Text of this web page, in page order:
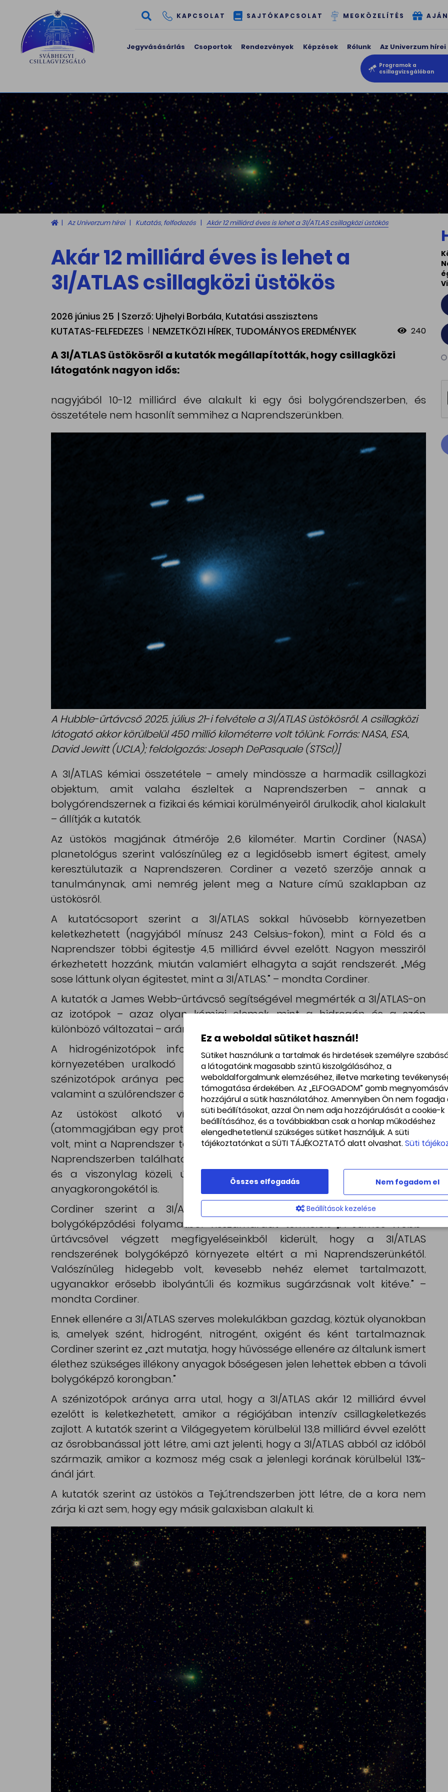
KAPCSOLAT SAJTÓKAPCSOLAT MEGKÖZELÍTÉS
Jegyvásásárlás Csoportok Rendezvények Képzések Rólunk Az Univerzum hírei
Programok a
csillagvizsgálóban
Az Univerzum hírei Kutatás, felfedezés Akár 12 milliárd éves is lehet a 3I/ATLAS csillagközi üstökös
Akár 12 milliárd éves is lehet a
3I/ATLAS csillagközi üstökös
2026 június 25 | Szerző: Ujhelyi Borbála, Kutatási asszisztens
KUTATAS-FELFEDEZES
NEMZETKÖZI HÍREK, TUDOMÁNYOS EREDMÉNYEK 240
A 3I/ATLAS üstökösről a kutatók megállapították, hogy csillagközi
látogatónk nagyon idős:
nagyjából 10-12 milliárd éve alakult ki egy ősi bolygórendszerben, és
összetétele nem hasonlít semmihez a Naprendszerünkben.
A Hubble-űrtávcső 2025. július 21-i felvétele a 3I/ATLAS üstökösről. A csillagközi
látogató akkor körülbelül 450 millió kilométerre volt tőlünk. Forrás: NASA, ESA,
David Jewitt (UCLA); feldolgozás: Joseph DePasquale (STScI)]
A 3I/ATLAS kémiai összetétele – amely mindössze a harmadik csillagközi
objektum, amit valaha észleltek a Naprendszerben – annak a
bolygórendszernek a fizikai és kémiai körülményeiről árulkodik, ahol kialakult
– állítják a kutatók.
Az üstökös magjának átmérője 2,6 kilométer. Martin Cordiner (NASA)
planetológus szerint valószínűleg ez a legidősebb ismert égitest, amely
keresztülutazik a Naprendszeren. Cordiner a vezető szerzője annak a
tanulmánynak, ami nemrég jelent meg a Nature című szaklapban az
üstökösről.
A kutatócsoport szerint a 3I/ATLAS sokkal hűvösebb környezetben
keletkezhetett (nagyjából mínusz 243 Celsius-fokon), mint a Föld és a
Naprendszer többi égitestje 4,5 milliárd évvel ezelőtt. Nagyon messziről
érkezhetett hozzánk, miután valamiért elhagyta a saját rendszerét. „Még
sose láttunk olyan égitestet, mint a 3I/ATLAS.” – mondta Cordiner.
A kutatók a James Webb-űrtávcső segítségével megmérték a 3I/ATLAS-on
az izotópok – azaz olyan kémiai elemek, mint a hidrogén és a szén
különböző változatai – arányát.
A hidrogénizotópok információt szolgáltattak az üstökös születési
környezetében uralkodó hőmérsékletre és sugárzásra vonatkozóan. A
szénizotópok aránya pedig a 3I/ATLAS-t létrehozó csillagközi gázfelhő,
valamint a szülőrendszer összetételéről árulkodott.
Az üstököst alkotó vízben körülbelül 30-szor több deutérium
(atommagjában egy proton és egy neutront tartalmazó hidrogénizotóp)
volt, mint a Naprendszer többi üstökösében. A szénizotópok aránya eltér a
Naprendszerben található égitestekétől, valamint a csillagközi felhőkétől
és a viszonylag közeli, újonnan született csillagok körüli bolygóképző
anyagkorongokétól is.
Cordiner szerint a 3I/ATLAS valószínűleg egy másik csillag körüli
bolygóképződési folyamatból visszamaradt törmelék. „A James Webb-
űrtávcsővel végzett megfigyeléseinkből kiderült, hogy a 3I/ATLAS
rendszerének bolygóképző környezete eltért a mi Naprendszerünkétől.
Valószínűleg hidegebb volt, kevesebb nehéz elemet tartalmazott,
ugyanakkor erősebb ibolyántúli és kozmikus sugárzásnak volt kitéve.” –
mondta Cordiner.
Ennek ellenére a 3I/ATLAS szerves molekulákban gazdag, köztük olyanokban
is, amelyek szént, hidrogént, nitrogént, oxigént és ként tartalmaznak.
Cordiner szerint ez „azt mutatja, hogy hűvössége ellenére az általunk ismert
élethez szükséges illékony anyagok bőségesen jelen lehettek ebben a távoli
bolygóképző korongban.”
A szénizotópok aránya arra utal, hogy a 3I/ATLAS akár 12 milliárd évvel
ezelőtt is keletkezhetett, amikor a régiójában intenzív csillagkeletkezés
zajlott. A kutatók szerint a Világegyetem körülbelül 13,8 milliárd évvel ezelőtt
az ősrobbanással jött létre, ami azt jelenti, hogy a 3I/ATLAS abból az időből
származik, amikor a kozmosz még csak a jelenlegi korának körülbelül 13%-
ánál járt.
A kutatók szerint az üstökös a Tejútrendszerben jött létre, de a kora nem
zárja ki azt sem, hogy egy másik galaxisban alakult ki.
Ez a weboldal sütiket használ!
Sütiket használunk a tartalmak és hirdetések személyre
a látogatóink magasabb szintű kiszolgálásához, a
weboldalforgalmunk elemzéséhez, illetve marketing
támogatása érdekében. Az „ELFOGADOM” gomb
hozzájárul a sütik használatához. Amennyiben Ön nem fogadja
süti beállításokat, azzal Ön nem adja hozzájárulását a cookie-k
beállításához, és a továbbiakban csak a honlap működéshez
elengedhetetlenül szükséges sütiket használjuk. A süti
tájékoztatónkat a SÜTI TÁJÉKOZTATÓ alatt olvashat.Süti
Összes elfogadás Nem fogadom el
Beállítások kezelése